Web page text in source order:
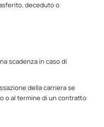
deceduto o
scadenza in caso di
della carriera se
o al termine di un contratto